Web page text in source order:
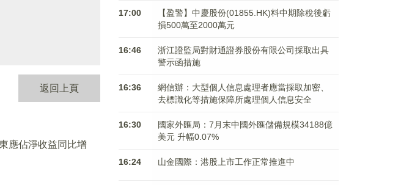
返回上頁
應佔淨收益同比增
17:00
【盈警】中慶股份(01855.HK)料中期除稅後虧
損500萬至2000萬元
16:46
浙江證監局對財通證券股份有限公司採取出具
警示函措施
16:36
網信辦：大型個人信息處理者應當採取加密、
去標識化等措施保障所處理個人信息安全
16:30
國家外匯局：7月末中國外匯儲備規模34188億
美元 升幅0.07%
16:24 山金國際：港股上市工作正常推進中